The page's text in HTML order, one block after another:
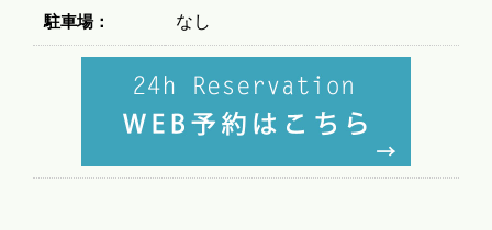
駐車場： なし